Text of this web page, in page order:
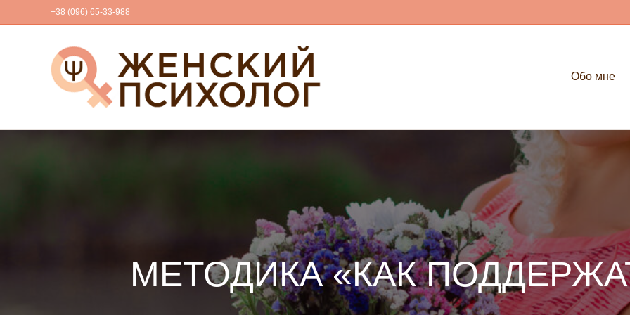
+38 (096) 65-33-988
Обо мне
МЕТОДИКА «КАК